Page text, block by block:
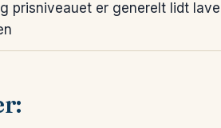
prisniveauet er generelt lidt